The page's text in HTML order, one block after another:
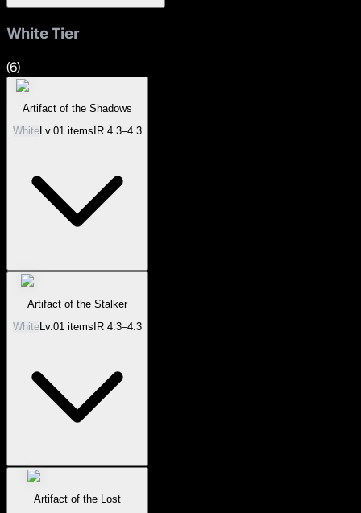
WhiteTier
(6)
Artifact of the Shadows
WhiteLv.01 items IR 4.3–4.3
Artifact of the Stalker
White Lv. 01 items IR 4.3–4.3
Artifact of the Lost